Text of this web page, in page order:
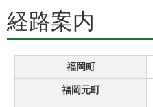
経路案内
福岡町
福岡元町